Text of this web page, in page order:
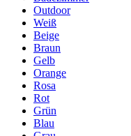
Outdoor
Weiß
Beige
Braun
Gelb
Orange
Rosa
Rot
Grün
Blau